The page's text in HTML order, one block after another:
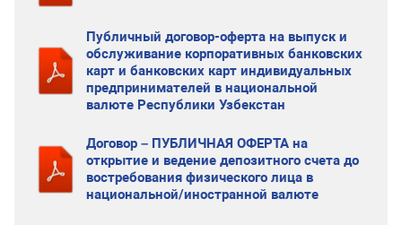
Публичный договор-оферта на выпуск и
обслуживание корпоративных банковских
карт и банковских карт индивидуальных
предпринимателей в национальной
валюте Республики Узбекстан
Договор – ПУБЛИЧНАЯ ОФЕРТА на
открытие и ведение депозитного счета до
востребования физического лица в
национальной/иностранной валюте